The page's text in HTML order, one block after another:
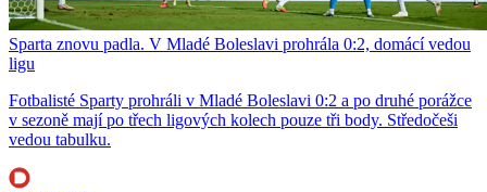
Sparta znovu padla. V Mladé Boleslavi prohrála 0:2, domácí vedou
ligu
Fotbalisté Sparty prohráli v Mladé Boleslavi 0:2 a po druhé porážce
v sezoně mají po třech ligových kolech pouze tři body. Středočeši
vedou tabulku.